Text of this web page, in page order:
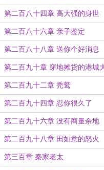
第二百八十四章 高大强的身世
第二百八十六章 亲子鉴定
第二百八十八章 送你个好消息
第二百九十章 穿地摊货的港城
第二百九十二章 秃鹫
第二百九十四章 忍你很久了
第二百九十六章 没有商量余地
第二百九十八章 田如意的怒火
第三百章 秦家老太